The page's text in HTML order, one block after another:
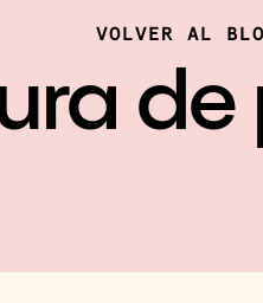
VOLVER AL
de